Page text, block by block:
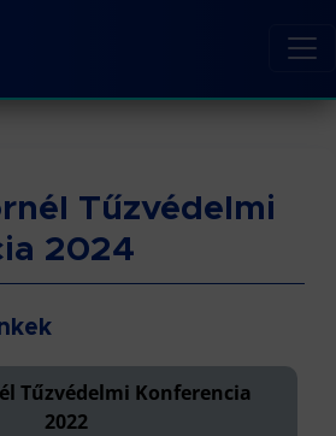
Tűzvédelmi
2024
Tűzvédelmi Konferencia
2022